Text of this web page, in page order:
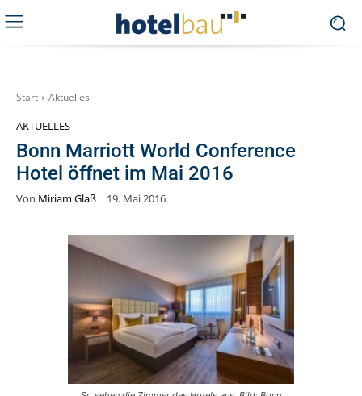
Start Aktuelles
AKTUELLES
Bonn Marriott World Conference
Hotel öffnet im Mai 2016
Von Miriam Glaß 19. Mai 2016